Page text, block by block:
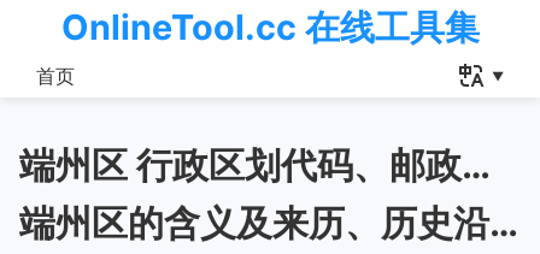
OnlineTool.cc 在线工具集
首页
端州区 行政区划代码、邮政编码、区号查询
端州区的含义及来历、历史沿革